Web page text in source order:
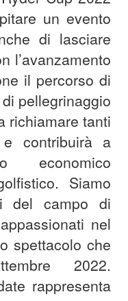
un evento
di lasciare
l’avanzamento
il percorso di
pellegrinaggio
richiamare tanti
contribuirà a
economico
Siamo
del campo di
nel
spettacolo che
2022.
rappresenta